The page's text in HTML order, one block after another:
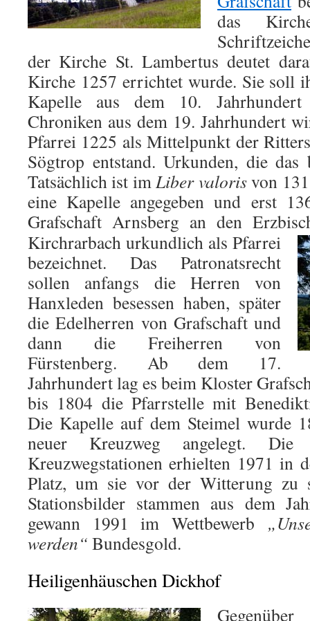
das
der Kirche St. Lambertus deutet
Kirche 1257 errichtet wurde. Sie soll
Kapelle aus dem 10.
Chroniken aus dem 19. Jahrhundert
Pfarrei 1225 als Mittelpunkt der
Sögtrop entstand. Urkunden, die
Tatsächlich ist imLiber valorisvon
eine Kapelle angegeben und erst
Grafschaft Arnsberg an den
Kirchrarbach urkundlich als Pfarrei
bezeichnet. Das Patronatsrecht
sollen anfangs die Herren von
Hanxleden besessen haben, später
die Edelherren von Grafschaft und
dann die Freiherren von
Fürstenberg. Ab dem 17.
Jahrhundert lag es beim Kloster
bis 1804 die Pfarrstelle mit
Die Kapelle auf dem Steimel wurde
neuer Kreuzweg angelegt. Die
Kreuzwegstationen erhielten 1971 in
Platz, um sie vor der Witterung zu
Stationsbilder stammen aus dem
gewann 1991 im Wettbewerb
werden“ Bundesgold.
Heiligenhäuschen Dickhof